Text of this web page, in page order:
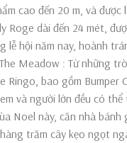
cao đến 20 m, và
Roge dài đến 24 mét,
hội năm nay, hoành
Meadow : Từ những
Ringo, bao gồm
và người lớn đều có
Noel này, căn nhà
trăm cây kẹo ngọt